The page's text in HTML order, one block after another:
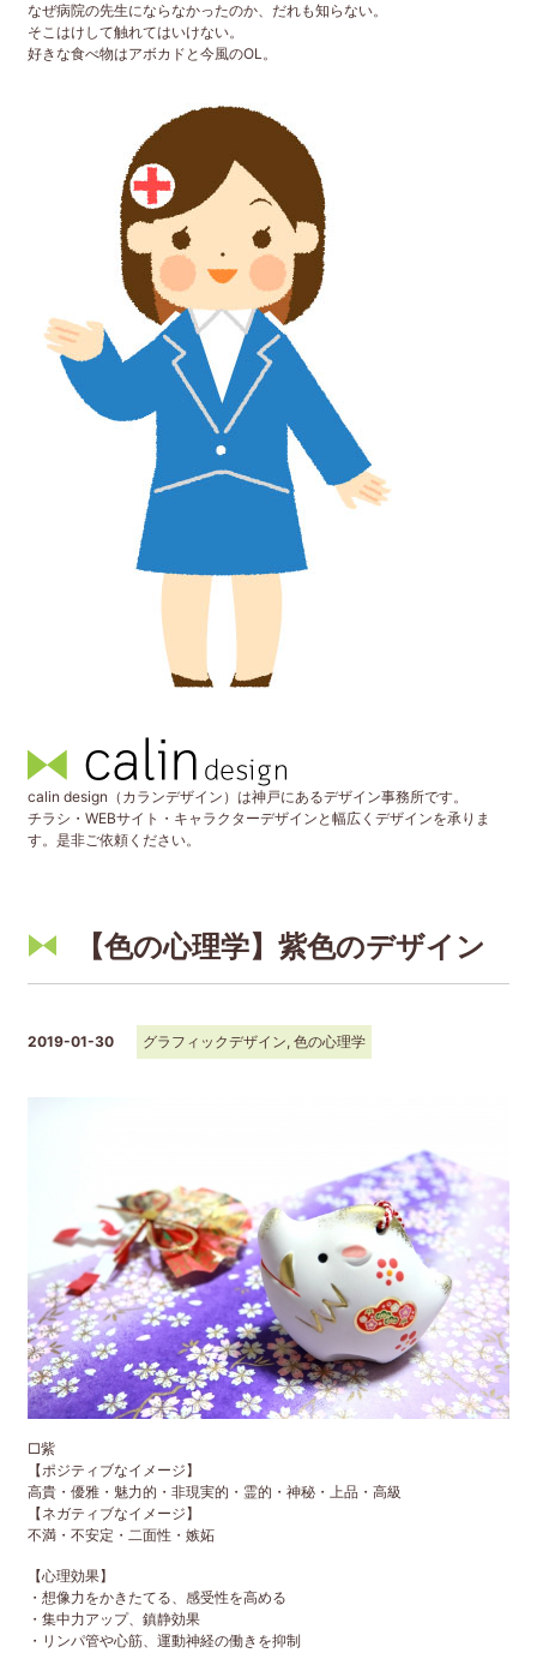
なぜ病院の先生にならなかったのか、だれも知らない。
そこはけして触れてはいけない。
好きな食べ物はアボカドと今風のOL。
calin design（カランデザイン）は神戸にあるデザイン事務所です。
チラシ・WEBサイト・キャラクターデザインと幅広くデザインを承りま
す。是非ご依頼ください。
【色の心理学】紫色のデザイン
2019-01-30 グラフィックデザイン, 色の心理学
□紫
【ポジティブなイメージ】
高貴・優雅・魅力的・非現実的・霊的・神秘・上品・高級
【ネガティブなイメージ】
不満・不安定・二面性・嫉妬
【心理効果】
・想像力をかきたてる、感受性を高める
・集中力アップ、鎮静効果
・リンパ管や心筋、運動神経の働きを抑制